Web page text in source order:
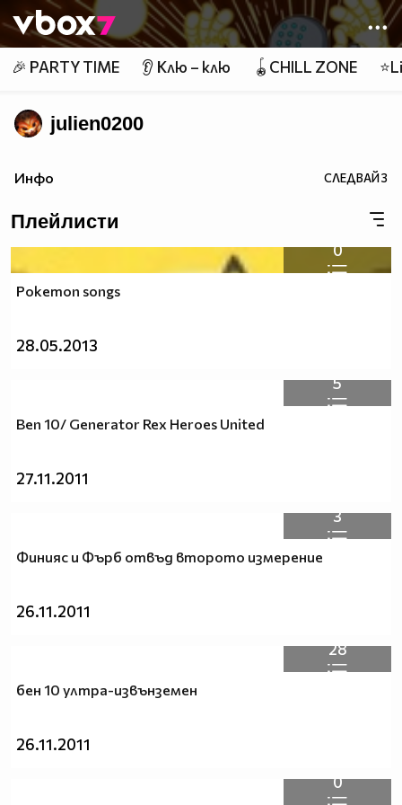
👾
🎉 PARTY TIME 👂 Клю – клю 🪀CHILL ZONE
julien0200
Инфо СЛЕДВАЙ3
Плейлисти
0
Pokemon songs
28.05.2013
5
Ben 10/ Generator Rex Heroes United
27.11.2011
3
Финияс и Фърб отвъд второто измерение
26.11.2011
28
бен 10 ултра-извънземен
26.11.2011
0